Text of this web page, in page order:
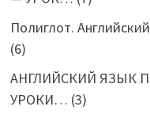
Полиглот.
(6)
АНГЛИЙСКИЙ ЯЗЫК
УРОКИ… (3)